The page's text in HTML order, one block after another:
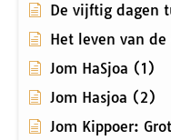
De vijftig dagen
Het leven van
Jom HaSjoa (1)
Jom Hasjoa (2)
Jom Kippoer: